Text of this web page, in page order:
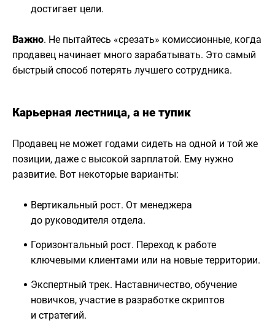
достигает цели.
Важно. Не пытайтесь «срезать» комиссионные, когда
продавец начинает много зарабатывать. Это самый
быстрый способ потерять лучшего сотрудника.
Карьерная лестница, а не тупик
Продавец не может годами сидеть на одной и той же
позиции, даже с высокой зарплатой. Ему нужно
развитие. Вот некоторые варианты:
Вертикальный рост. От менеджера
до руководителя отдела.
Горизонтальный рост. Переход к работе
ключевыми клиентами или на новые территории.
Экспертный трек. Наставничество, обучение
новичков, участие в разработке скриптов
и стратегий.